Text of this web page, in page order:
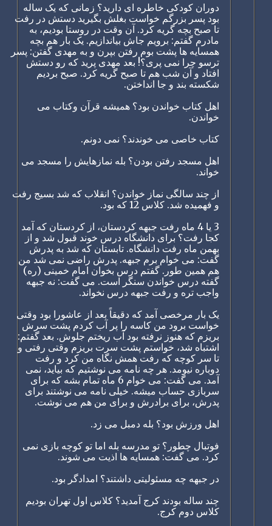
دوران کودکی خاطره ای دارید؟ زمانی که یک ساله
بود پسر بزرگم خواست بغلش بگیرید دستش در رفت
تا صبح بچه گریه کرد. آن وقت در روستا بودیم، به
مادرم گفتم: برویم جاش بیاندازیم. یک بار هم بچه
همسایه ها پشت بوم رفتن بپرن و به مهدی گفتن: پسر
ترسو چرا نمی پری؟! بعد مهدی پرید که رو دستش
افتاد و آن شب هم تا صبح گریه کرد. صبح بردیم
شکسته بند و جا انداختن.
اهل کتاب خواندن بود؟ همیشه قرآن وکتاب می
خواندن.
کتاب خاصی می خوندند؟ نمی دونم.
اهل مسجد رفتن بودن؟ بله نمازهایش را مسجد می
خواند.
از چند سالگی نماز خواندن؟ انقلاب که شد بسیج رفت
و فهمیده شد. کلاس 12 که بود.
3 یا 4 ماه رفت جبهه کردستان، از کردستان که آمد
کجا رفت؟ برای دانشگاه درس خوند قبول شد و از
بهمن ماه رفت دانشگاه. تابستان که شد به پدرش
گفت: می خوام برم جبهه. پدرش راضی نمی شد من
هم همین طور. گفتم درس بخوان امام خمینی (ره)
گفته درس خواندن سنگر است. می گفت: نه جبهه
واجب تره و رفت جبهه درس نخواند.
یک بار مرخصی آمد که دقیقاً بعد از عاشورا بود وقتی
خواست برود من کاسه را پر آب کردم پشت سرش
بریزم که هنوز نرفته بود آب ریختم جلوش. بعد گفتم:
اشتباه شد، خواستم پشت سرت بریزم وقتی رفتی و
تا سر کوچه که رفت همش نگاه من کرد و رفت
دوباره نیومد. هر چه نامه می نوشتیم که بیاید، نمی
آمد. می گفت: می خوام 6 ماه تمام بشه که برای
سربازی حساب میشه. خیلی نامه می نوشتند برای
پدرش، برای برادرش و برای من هم می نوشت.
اهل ورزش بود؟ بله دمبل می زد.
فوتبال چطور؟ تو مدرسه بله اما تو کوچه بازی نمی
کرد. می گفت: همسایه ها اذیت می شوند.
در جبهه چه مسئولیتی داشتند؟ امدادگر بود.
چند ساله بودند کرج آمدید؟ کلاس اول تهران بودیم
کلاس دوم کرج.